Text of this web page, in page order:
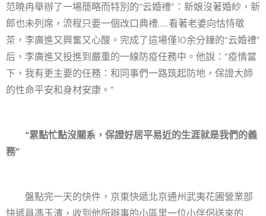
范曉冉舉辦了一場簡略而特別的“云婚禮”：新娘沒著婚紗，新
郎也未列席，流程只要一個改口典禮……看著老婆向怙恃敬
茶，李廣進又興奮又心酸。完成了這場僅10余分鐘的“云婚禮”
后，李廣進又投進到嚴重的一線防疫任務中。他說：“疫情當
下，我有更主要的任務：和同事們一路筑起防地，保證大師
的性命平安和身材安康。”
“累點忙點沒關系，保證好居平易近的生涯就是我們的義
務”
盤點完一天的快件，京東快遞北京通州武夷花圃營業部
快遞員馮玉濱，收到他所辦事的小區里一位小伴侶送來的